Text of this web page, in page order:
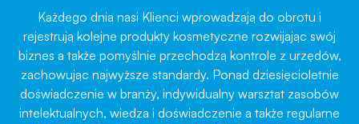
Każdego dnia nasi Klienci wprowadzają do obrotu i
rejestrują kolejne produkty kosmetyczne rozwijając swój
biznes a także pomyślnie przechodzą kontrole z urzędów,
zachowując najwyższe standardy. Ponad dziesięcioletnie
doświadczenie w branży, indywidualny warsztat zasobów
intelektualnych, wiedza i doświadczenie a także regularne